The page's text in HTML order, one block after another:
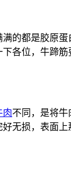
的都是胶原
各位，牛蹄
肉不同，是将
无损，表面